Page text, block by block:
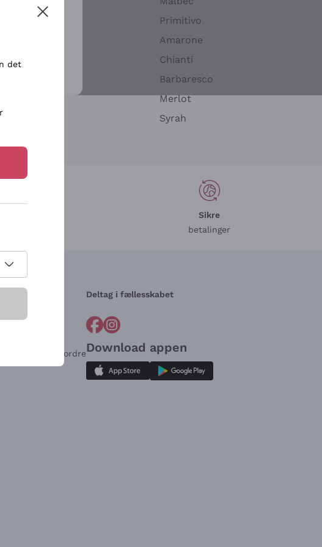
Ribolla Gialla
Sauvignon
Primitivo
Amarone
Chianti
Barbaresco
Merlot
Syrah
Sikre
betalinger
for ordre
Deltag i fællesskabet
Download appen
det